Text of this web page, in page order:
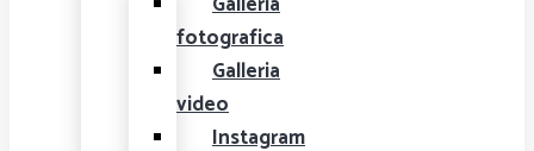
fotografica
Galleria
video
Instagram